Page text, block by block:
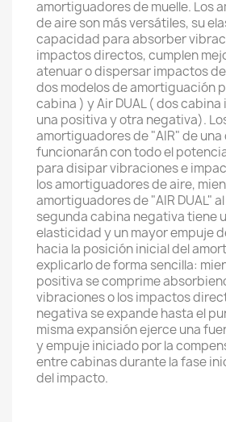
amortiguadores de muelle. Los
de aire son más versátiles, su
capacidad para absorber
impactos directos, cumplen
atenuar o dispersar impactos
dos modelos de amortiguación
cabina ) y Air DUAL ( dos
una positiva y otra negativa).
amortiguadores de "AIR" de una
funcionarán con todo el
para disipar vibraciones e
los amortiguadores de aire,
amortiguadores de "AIR DUAL"
segunda cabina negativa tiene
elasticidad y un mayor empuje
hacia la posición inicial del
explicarlo de forma sencilla:
positiva se comprime
vibraciones o los impactos
negativa se expande hasta el
misma expansión ejerce una
y empuje iniciado por la
entre cabinas durante la fase
del impacto.